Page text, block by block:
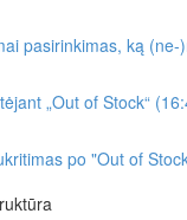
pasirinkimas, ką
„Out of Stock“
po "Out of